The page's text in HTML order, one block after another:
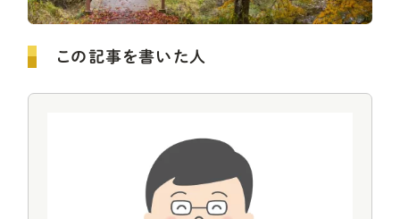
この記事を書いた人